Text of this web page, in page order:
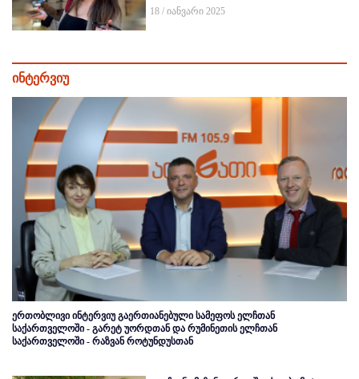
18 / იანვარი 2025
ინტერვიუ
ერთობლივი ინტერვიუ გაერთიანებული სამეფოს ელჩთან
საქართველოში - გარეტ უორდთან და რუმინეთის ელჩთან
საქართველოში - რაზვან როტუნდუსთან